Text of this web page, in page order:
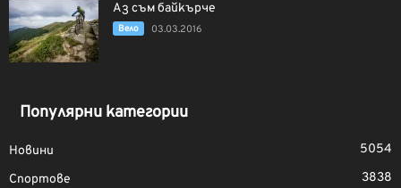
Аз съм байкърче
Вело 03.03.2016
Популярни категории
Новини
5054
Спортове
3838